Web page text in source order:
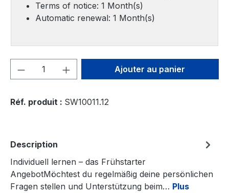
Terms of notice: 1 Month(s)
Automatic renewal: 1 Month(s)
Quantité de produit : Entrez la
Ajouter au panier
Réf. produit : SW10011.12
Description
Individuell lernen – das Frühstarter
AngebotMöchtest du regelmäßig deine persönlichen
Fragen stellen und Unterstützung beim… Plus